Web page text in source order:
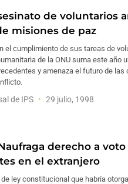
de voluntarios
misiones de paz
el cumplimiento de sus tareas de
de la ONU suma este año
y amenaza el futuro de las
de IPS 29 julio, 1998
derecho a voto
en el extranjero
de ley constitucional que habría